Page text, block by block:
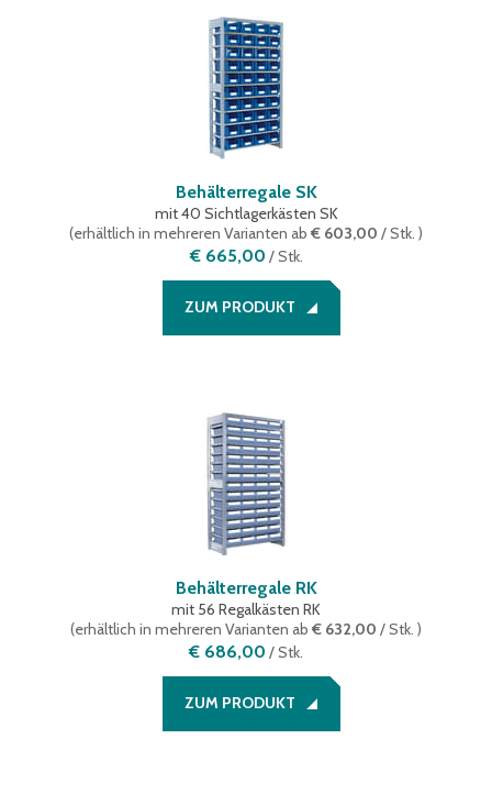
Behälterregale SK
mit 40 Sichtlagerkästen SK
(erhältlich in mehreren Varianten ab € 603,00 / Stk. )
€ 665,00 /Stk.
ZUM PRODUKT
Behälterregale RK
mit 56 Regalkästen RK
(erhältlich in mehreren Varianten ab € 632,00 / Stk. )
€ 686,00 /Stk.
ZUM PRODUKT